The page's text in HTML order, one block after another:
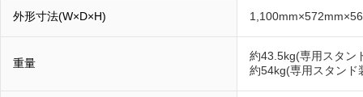
外形寸法(W×D×H)
重量
約43.5kg(専用スタン
約54kg(専用スタンド